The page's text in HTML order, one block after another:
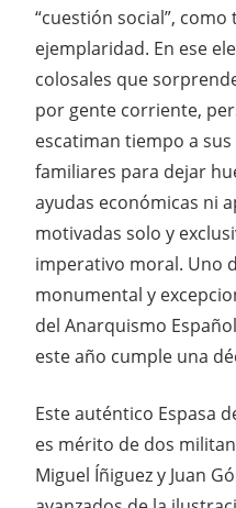
“cuestión social”,
ejemplaridad. En ese
colosales que
por gente corriente,
escatiman tiempo a
familiares para dejar
ayudas económicas ni
motivadas solo y
imperativo moral. Uno
monumental y
del Anarquismo
este año cumple una
Este auténtico Espasa
es mérito de dos
Miguel Íñiguez y Juan